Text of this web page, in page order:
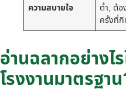
ความสบายใจ
ต่ำ, ต้
ครั้งที่
อ่านฉลากอย่างไ
โรงงานมาตรฐา